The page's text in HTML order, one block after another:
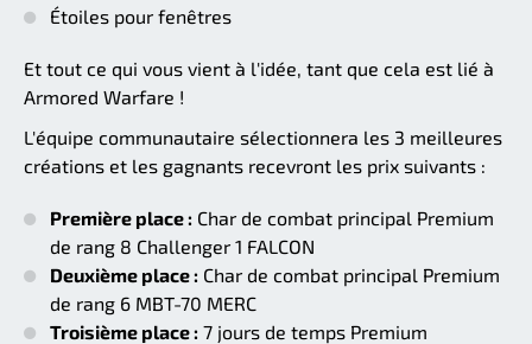
Étoiles pour fenêtres
Et tout ce qui vous vient à l'idée, tant que cela est lié à
Armored Warfare !
L'équipe communautaire sélectionnera les 3 meilleures
créations et les gagnants recevront les prix suivants :
Première place : Char de combat principal Premium
de rang 8 Challenger 1 FALCON
Deuxième place : Char de combat principal Premium
de rang 6 MBT-70 MERC
Troisième place : 7 jours de temps Premium